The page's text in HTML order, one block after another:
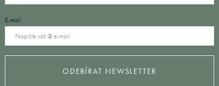
E-mail
ODEBÍRAT NEWSLETTER